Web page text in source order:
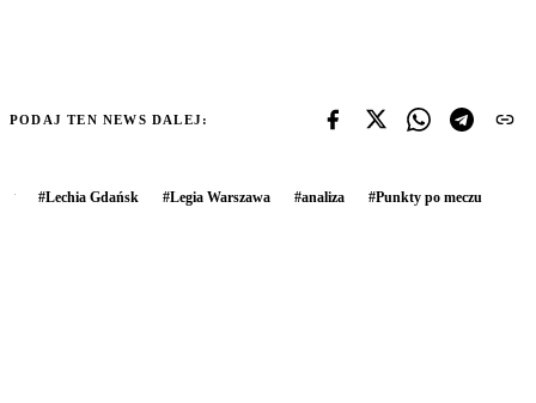
PODAJ TEN NEWS DALEJ:
#Lechia Gdańsk #Legia Warszawa #analiza #Punkty po meczu